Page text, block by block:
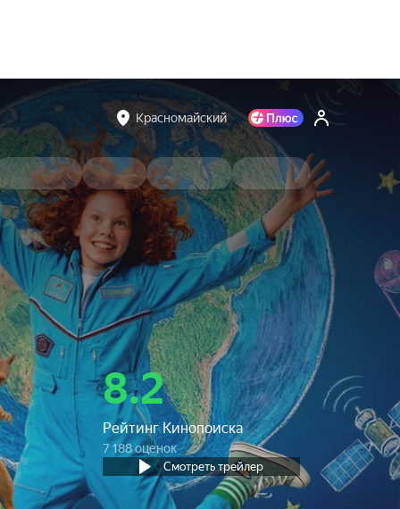
Красномайский
8.2
Рейтинг Кинопоиска
7 188 оценок
Смотреть трейлер